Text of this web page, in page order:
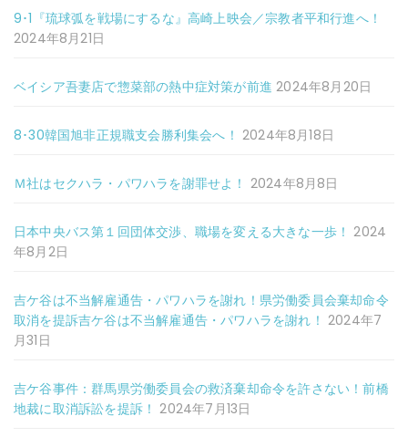
9･1『琉球弧を戦場にするな』高崎上映会／宗教者平和行進へ！
2024年8月21日
ベイシア吾妻店で惣菜部の熱中症対策が前進 2024年8月20日
8･30韓国旭非正規職支会勝利集会へ！ 2024年8月18日
Ｍ社はセクハラ・パワハラを謝罪せよ！ 2024年8月8日
日本中央バス第１回団体交渉、職場を変える大きな一歩！ 2024
年8月2日
吉ケ谷は不当解雇通告・パワハラを謝れ！県労働委員会棄却命令
取消を提訴吉ケ谷は不当解雇通告・パワハラを謝れ！ 2024年7
月31日
吉ケ谷事件：群馬県労働委員会の救済棄却命令を許さない！前橋
地裁に取消訴訟を提訴！ 2024年7月13日